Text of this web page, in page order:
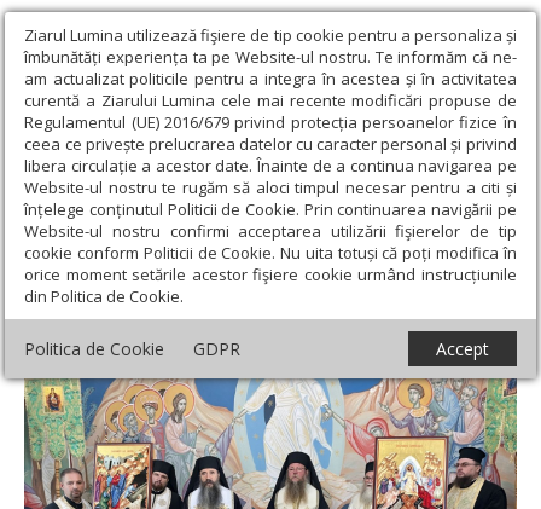
Ziarul Lumina utilizează fişiere de tip cookie pentru a personaliza și
îmbunătăți experiența ta pe Website-ul nostru. Te informăm că ne-
am actualizat politicile pentru a integra în acestea și în activitatea
curentă a Ziarului Lumina cele mai recente modificări propuse de
Regulamentul (UE) 2016/679 privind protecția persoanelor fizice în
ceea ce privește prelucrarea datelor cu caracter personal și privind
libera circulație a acestor date. Înainte de a continua navigarea pe
Website-ul nostru te rugăm să aloci timpul necesar pentru a citi și
înțelege conținutul Politicii de Cookie. Prin continuarea navigării pe
Website-ul nostru confirmi acceptarea utilizării fişierelor de tip
cookie conform Politicii de Cookie. Nu uita totuși că poți modifica în
orice moment setările acestor fişiere cookie urmând instrucțiunile
din Politica de Cookie.
Politica de Cookie GDPR Accept
Ziarul Lumina › Actualitate religioasă › Știri › Doi ierarhi au
liturghisit la Vâgani-Toplița, județul Harghita
Doi ierarhi au liturghisit la Vâgani-Toplița,
județul Harghita